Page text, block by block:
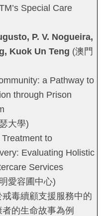
Special Care
P. V. Nogueira,
Kuok Un Teng (澳門
a Pathway to
through Prison
大學)
to
Evaluating Holistic
Services
愛容圃中心)
毒續顧支援服務中的
的生命故事為例